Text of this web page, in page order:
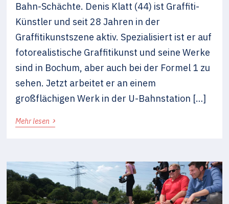
Bahn-Schächte. Denis Klatt (44) ist Graffiti-
Künstler und seit 28 Jahren in der
Graffitikunstszene aktiv. Spezialisiert ist er auf
fotorealistische Graffitikunst und seine Werke
sind in Bochum, aber auch bei der Formel 1 zu
sehen. Jetzt arbeitet er an einem
großflächigen Werk in der U-Bahnstation […]
Mehr lesen ›